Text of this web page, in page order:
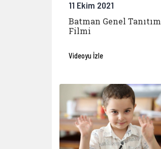
11 Ekim 2021
Batman Genel Tanıtım
Filmi
Videoyu İzle